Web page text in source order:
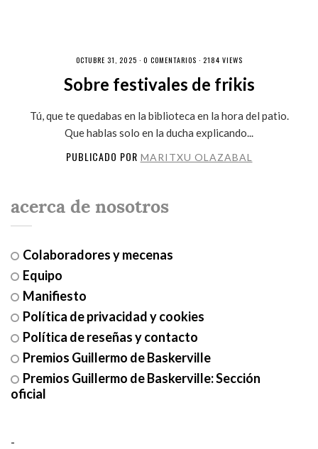
OCTUBRE 31, 2025 · 0 COMENTARIOS · 2184 VIEWS
Sobre festivales de frikis
Tú, que te quedabas en la biblioteca en la hora del patio.
Que hablas solo en la ducha explicando...
PUBLICADO POR MARITXU OLAZABAL
acerca de nosotros
Colaboradores y mecenas
Equipo
Manifiesto
Política de privacidad y cookies
Política de reseñas y contacto
Premios Guillermo de Baskerville
Premios Guillermo de Baskerville: Sección
oficial
-